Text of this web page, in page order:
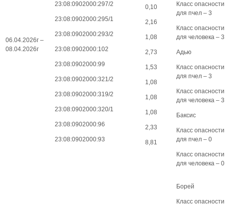
06.04.2026г –
08.04.2026г
23:08:0902000:297/2
23:08:0902000:295/1
23:08:0902000:293/2
23:08:0902000:102
23:08:0902000:99
23:08:0902000:321/2
23:08:0902000:319/2
23:08:0902000:320/1
23:08:0902000:96
23:08:0902000:93
0,10
2,16
1,08
2,73
1,53
1,08
1,08
1,08
2,33
8,81
Класс опасности
для пчел – 3
Класс опасности
для человека –
Адью
Класс опасности
для пчел – 3
Класс опасности
для человека –
Баксис
Класс опасности
для пчел – 0
Класс опасности
для человека –
Борей
Класс опасности